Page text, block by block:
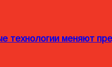
технологии меняют